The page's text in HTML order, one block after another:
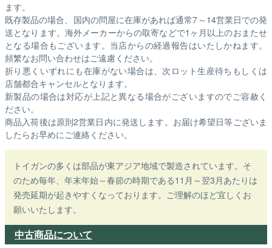
ます。
既存製品の場合、国内の問屋に在庫があれば通常7～14営業日での発
送となります。海外メーカーからの取寄などで1ヶ月以上のおまたせ
となる場合もございます。 当店からの経過報告はいたしかねます。
頻繁なお問い合わせはご遠慮ください。
折り悪くいずれにも在庫がない場合は、次ロット生産待ちもしくは
店舗都合キャンセルとなります。
新製品の場合は対応が上記と異なる場合がございますのでご容赦く
ださい。
商品入荷後は原則2営業日内に発送します。お届け希望日等ございま
したらお早めにご連絡ください。
トイガンの多くは部品が東アジア地域で製造されています。そ
のため毎年、年末年始～春節の時期である11月～翌3月あたりは
発売延期が起きやすくなっております。ご理解のほど宜しくお
願いいたします。
中古商品について